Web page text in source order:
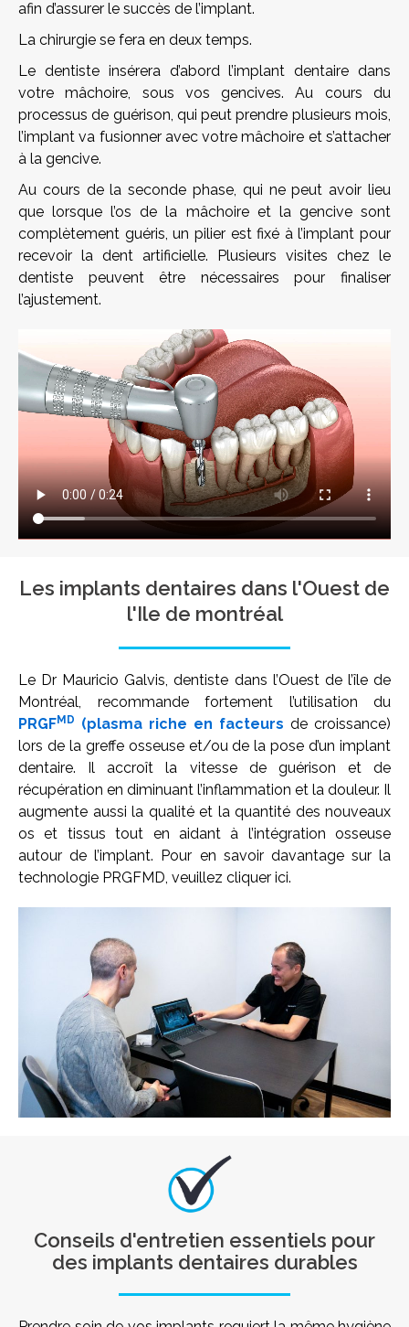
afin d’assurer le succès de l’implant.
La chirurgie se fera en deux temps.
Le dentiste insérera d’abord l’implant dentaire dans
votre mâchoire, sous vos gencives. Au cours du
processus de guérison, qui peut prendre plusieurs mois,
l’implant va fusionner avec votre mâchoire et s’attacher
à la gencive.
Au cours de la seconde phase, qui ne peut avoir lieu
que lorsque l’os de la mâchoire et la gencive sont
complètement guéris, un pilier est fixé à l’implant pour
recevoir la dent artificielle. Plusieurs visites chez le
dentiste peuvent être nécessaires pour finaliser
l’ajustement.
Les implants dentaires dans l'Ouest de
l'Ile de montréal
Le Dr Mauricio Galvis, dentiste dans l’Ouest de l’île de
Montréal, recommande fortement l’utilisation du
PRGFMD (plasma riche en facteurs de croissance)
lors de la greffe osseuse et/ou de la pose d’un implant
dentaire. Il accroît la vitesse de guérison et de
récupération en diminuant l’inflammation et la douleur. Il
augmente aussi la qualité et la quantité des nouveaux
os et tissus tout en aidant à l’intégration osseuse
autour de l’implant. Pour en savoir davantage sur la
technologie PRGFMD, veuillez cliquer ici.
Conseils d'entretien essentiels pour
des implants dentaires durables